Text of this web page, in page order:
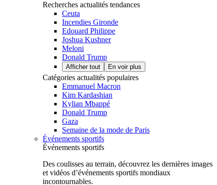
Recherches actualités tendances
Ceuta
Incendies Gironde
Edouard Philippe
Joshua Kushner
Meloni
Donald Trump
Afficher tout En voir plus
Catégories actualités populaires
Emmanuel Macron
Kim Kardashian
Kylian Mbappé
Donald Trump
Gaza
Semaine de la mode de Paris
Événements sportifs
Événements sportifs
Des coulisses au terrain, découvrez les dernières images
et vidéos d’événements sportifs mondiaux
incontournables.